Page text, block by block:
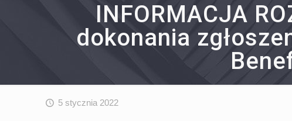
INFORMACJA
dokonania
5 stycznia 2022